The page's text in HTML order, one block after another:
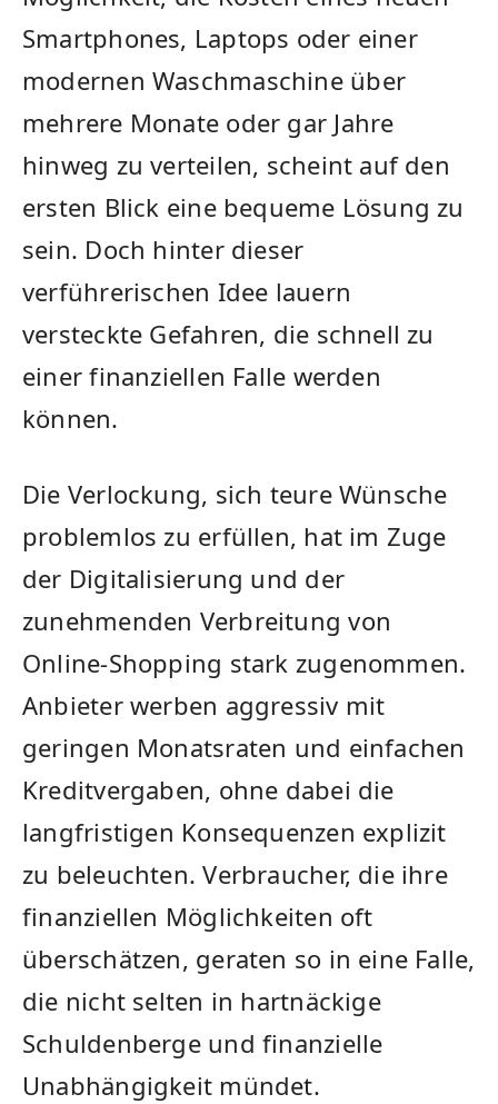
Smartphones, Laptops oder einer
modernen Waschmaschine über
mehrere Monate oder gar Jahre
hinweg zu verteilen, scheint auf den
ersten Blick eine bequeme Lösung zu
sein. Doch hinter dieser
verführerischen Idee lauern
versteckte Gefahren, die schnell zu
einer finanziellen Falle werden
können.
Die Verlockung, sich teure Wünsche
problemlos zu erfüllen, hat im Zuge
der Digitalisierung und der
zunehmenden Verbreitung von
Online-Shopping stark zugenommen.
Anbieter werben aggressiv mit
geringen Monatsraten und einfachen
Kreditvergaben, ohne dabei die
langfristigen Konsequenzen explizit
zu beleuchten. Verbraucher, die ihre
finanziellen Möglichkeiten oft
überschätzen, geraten so in eine Falle,
die nicht selten in hartnäckige
Schuldenberge und finanzielle
Unabhängigkeit mündet.